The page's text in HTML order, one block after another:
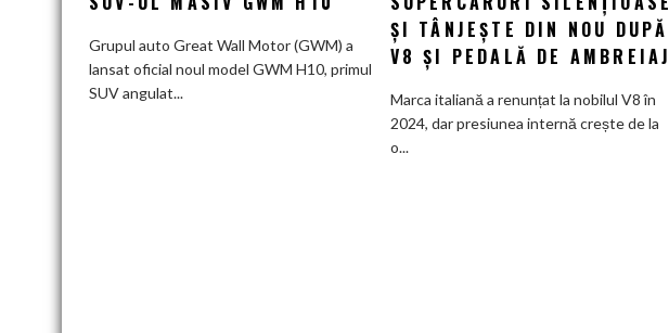
piața
chineză:
Great
Grupul auto Great Wall Motor (GWM) a
lansat oficial noul model GWM H10, primul
SUV angulat...
își
dă
seama
nimeni
nu
ȘI TÂNJEȘTE DIN NOU DUPĂ
V8 ȘI PEDALĂ DE AMBREIAJ
Marca italiană a renunțat la nobilul V8 în
2024, dar presiunea internă crește de la
o...